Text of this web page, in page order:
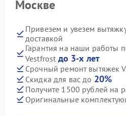
Москве
Привезем и увезем
доставкой
Гарантия на наши работы
Vestfrost до 3-х лет
Срочный ремонт вытяжек
Скидка для вас до 20%
Получите 1500 рублей на
Оригинальные